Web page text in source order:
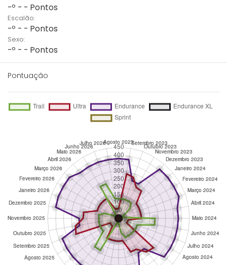
-º - - Pontos
Escalão:
-º - - Pontos
Sexo:
-º - - Pontos
Pontuação